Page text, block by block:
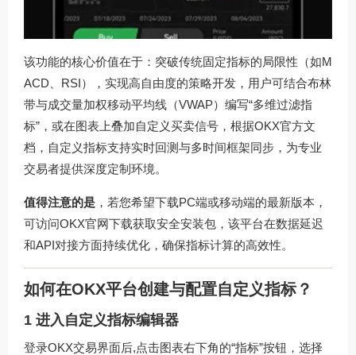
该功能的核心价值在于：突破传统固定指标的局限性（如M
ACD、RSI），实现高自由度的策略开发，用户可结合布林
带与成交量加权移动平均线（VWAP）编写“多维过滤指
标”，或在图表上叠加自定义买卖信号，根据OKX官方文
档，自定义指标支持实时回测与多时间框架同步，为专业
交易者提供深度定制环境。
值得注意的是 ，若您希望下载PC端或移动端的最新版本，
可访问OKX官网下载获取安全安装包，该平台在数据延迟
和API对接方面持续优化，确保指标计算的高效性。
如何在OKX平台创建与配置自定义指标？
1 进入自定义指标编辑器
登录OKX交易界面后,点击图表右下角的“指标”按钮，选择